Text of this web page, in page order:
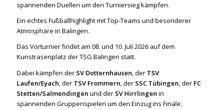
spannenden Duellen um den Turniersieg kämpfen.
Ein echtes Fußballhighlight mit Top-Teams und besonderer
Atmosphäre in Balingen.
Das Vorturnier findet am 08. und 10. Juli 2026 auf dem
Kunstrasenplatz der TSG Balingen statt.
Dabei kämpfen der SV Dotternhausen , der TSV
Laufen/Eyach , der TSV Frommern , derSSC Tübingen , der FC
Stetten/Salmendingen und der SV Hirrlingen in
spannenden Gruppenspielen um den Einzug ins Finale.